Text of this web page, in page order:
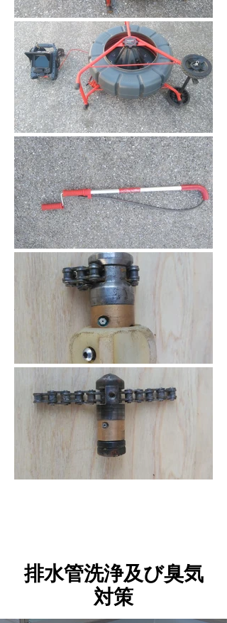
排水管洗浄及び臭気
対策